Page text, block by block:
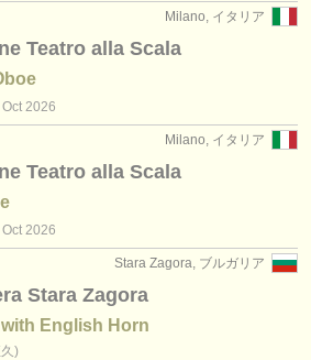
Milano, イタリア
Teatro alla Scala
2026
Milano, イタリア
Teatro alla Scala
2026
Stara Zagora, ブルガリア
Stara Zagora
English Horn
)